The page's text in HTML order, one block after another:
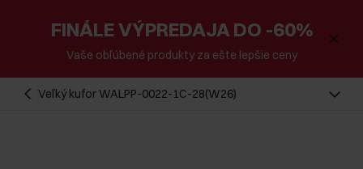
FINÁLE VÝPREDAJA DO -60%
Vaše obľúbené produkty za ešte lepšie ceny
Veľký kufor WALPP-0022-1C-28(W26)